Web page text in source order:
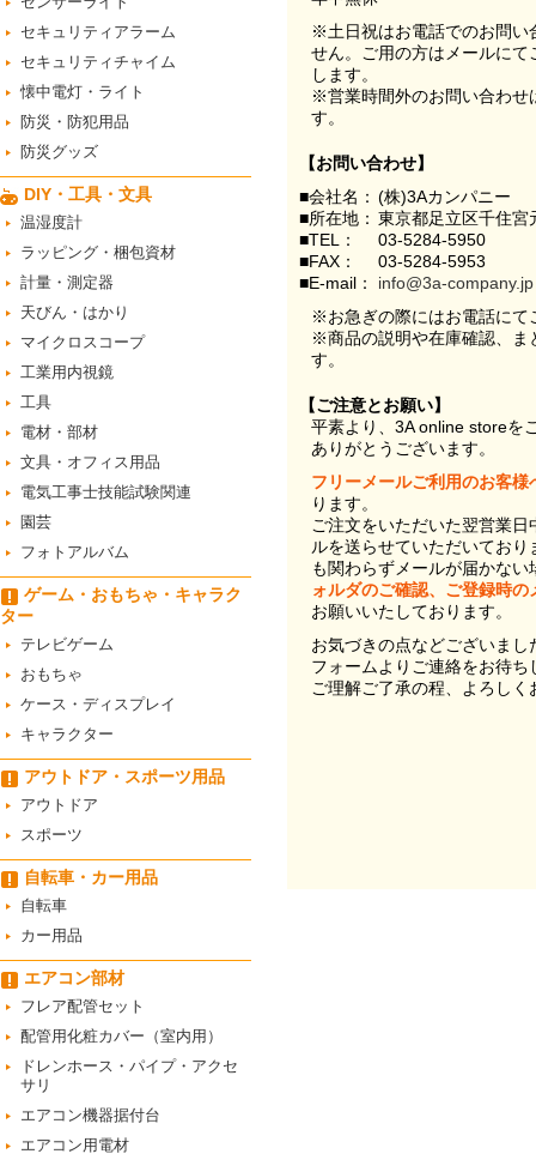
セキュリティアラーム
セキュリティチャイム
懐中電灯・ライト
防災・防犯用品
防災グッズ
DIY・工具・文具
温湿度計
ラッピング・梱包資材
計量・測定器
天びん・はかり
マイクロスコープ
工業用内視鏡
工具
電材・部材
文具・オフィス用品
電気工事士技能試験関連
園芸
フォトアルバム
ゲーム・おもちゃ・キャラク
ター
テレビゲーム
おもちゃ
ケース・ディスプレイ
キャラクター
アウトドア・スポーツ用品
アウトドア
スポーツ
自転車・カー用品
自転車
カー用品
エアコン部材
フレア配管セット
配管用化粧カバー（室内用）
ドレンホース・パイプ・アクセ
サリ
エアコン機器据付台
エアコン用電材
※土日祝はお電話でのお問い
せん。ご用の方はメールに
します。
※営業時間外のお問い合わせ
す。
【お問い合わせ】
■会社名： (株)3Aカンパニー
■所在地： 東京都足立区千住
■TEL：
03-5284-5950
■FAX：
03-5284-5953
■E-mail：
info@3a-company.jp
※お急ぎの際にはお電話にて
※商品の説明や在庫確認、ま
す。
【ご注意とお願い】
平素より、3A online storeを
ありがとうございます。
フリーメールご利用のお客様
ります。
ご注文をいただいた翌営業
ルを送らせていただいてお
も関わらずメールが届かない
ォルダのご確認、ご登録時
お願いいたしております。
お気づきの点などございま
フォームよりご連絡をお待ち
ご理解ご了承の程、よろし